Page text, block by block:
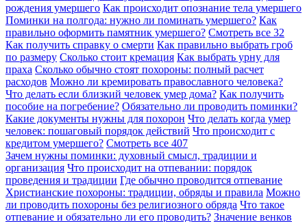
рождения умершего Как происходит опознание тела умершего
Поминки на полгода: нужно ли поминать умершего? Как
правильно оформить памятник умершего? Смотреть все 32
Как получить справку о смерти Как правильно выбрать гроб
по размеру Сколько стоит кремация Как выбрать урну для
праха Сколько обычно стоят похороны: полный расчет
расходов Можно ли кремировать православного человека?
Что делать если близкий человек умер дома? Как получить
пособие на погребение? Обязательно ли проводить поминки?
Какие документы нужны для похорон Что делать когда умер
человек: пошаговый порядок действий Что происходит с
кредитом умершего? Смотреть все 407
Зачем нужны поминки: духовный смысл, традиции и
организация Что происходит на отпевании: порядок
проведения и традиции Где обычно проводится отпевание
Христианские похороны: традиции, обряды и правила Можно
ли проводить похороны без религиозного обряда Что такое
отпевание и обязательно ли его проводить? Значение венков